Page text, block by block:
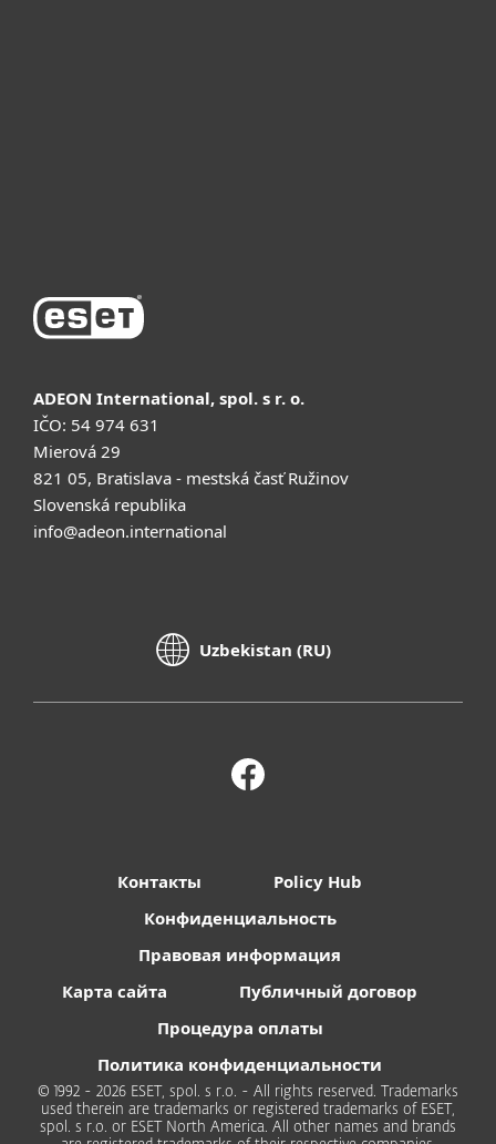
ADEON International, spol. s r. o.
IČO: 54 974 631
Mierová 29
821 05, Bratislava - mestská časť Ružinov
Slovenská republika
info@adeon.international
Uzbekistan (RU)
Контакты
Policy Hub
Конфиденциальность
Правовая информация
Карта сайта
Публичный договор
Процедура оплаты
Политика конфиденциальности
© 1992 - 2026 ESET, spol. s r.o. - All rights reserved. Trademarks
used therein are trademarks or registered trademarks of ESET,
spol. s r.o. or ESET North America. All other names and brands